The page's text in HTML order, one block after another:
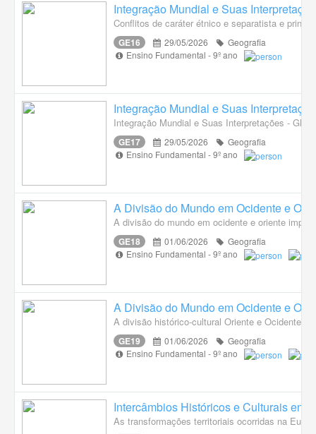
Integração Mundial e Suas
Conflitos de caráter étnico e separatista e
GE16 29/05/2026
Geografia
Ensino Fundamental - 9º ano
Integração Mundial e Suas
Integração Mundial e Suas Interpretações -
GE17 29/05/2026
Geografia
Ensino Fundamental - 9º ano
A Divisão do Mundo em Ocidente e
A divisão do mundo em ocidente e oriente
GE18 01/06/2026
Geografia
Ensino Fundamental - 9º ano
A Divisão do Mundo em Ocidente e
A divisão histórico-cultural Oriente e Ocidente:
GE19 01/06/2026
Geografia
Ensino Fundamental - 9º ano
Intercâmbios Históricos e Culturais
As transformações territoriais ocorridas na